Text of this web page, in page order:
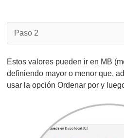
Paso 2
Estos valores pueden ir en MB
definiendo mayor o menor que,
usar la opción Ordenar por y